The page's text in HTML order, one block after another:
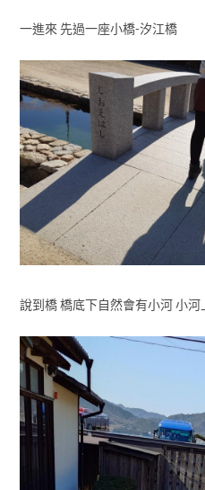
一進來 先過一座小橋-汐江橋
說到橋 橋底下自然會有小河 小